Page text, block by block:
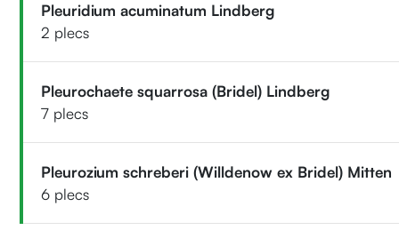
Pleuridium acuminatum Lindberg
2 plecs
Pleurochaete squarrosa (Bridel) Lindberg
7 plecs
Pleurozium schreberi (Willdenow ex Bridel) Mitten
6 plecs